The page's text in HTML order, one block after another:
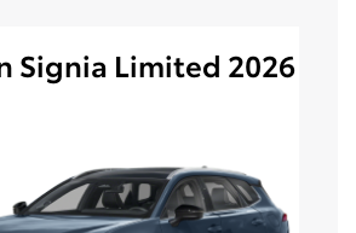
Signia Limited 2026